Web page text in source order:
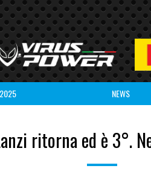
NEWS
ritorna ed è 3°.